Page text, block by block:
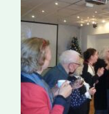
Novi odmev –
Izdavaštvo
Korisne